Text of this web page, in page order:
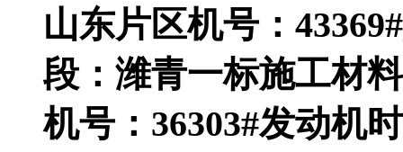
山东片区机号：
段：潍青一标施工材
机号：36303#发动机